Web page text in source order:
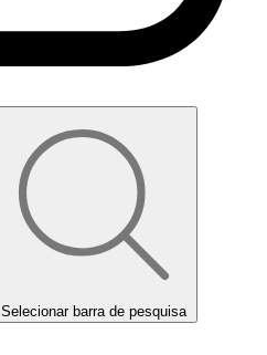
Selecionar barra de pesquisa